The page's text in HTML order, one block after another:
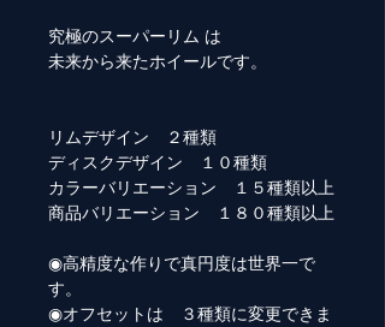
究極のスーパーリム は
未来から来たホイールです。
リムデザイン ２種類
ディスクデザイン １０種類
カラーバリエーション １５種類以上
商品バリエーション １８０種類以上
◉高精度な作りで真円度は世界一で
す。
◉オフセットは ３種類に変更できま